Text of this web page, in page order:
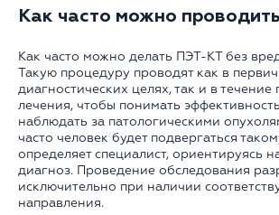
Как часто можно
Как часто можно делать ПЭТ-КТ без
Такую процедуру проводят как в
диагностических целях, так и в течение
лечения, чтобы понимать
наблюдать за патологическими
часто человек будет подвергаться
определяет специалист, ориентируясь
диагноз. Проведение обследования
исключительно при наличии
направления.